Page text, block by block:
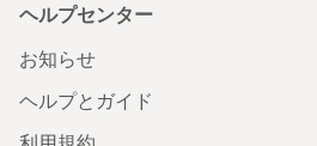
ヘルプセンター
お知らせ
ヘルプとガイド